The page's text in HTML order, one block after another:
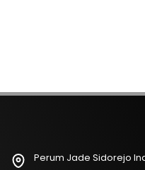
Perum Jade Sidorejo